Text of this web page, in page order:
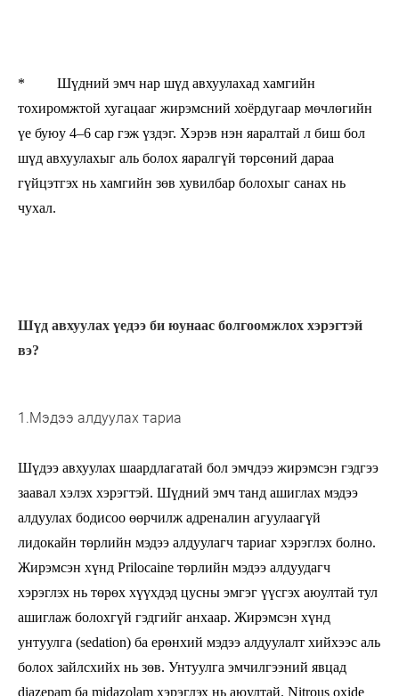
* Шүдний эмч нар шүд авхуулахад хамгийн
тохиромжтой хугацааг жирэмсний хоёрдугаар мөчлөгийн
үе буюу 4–6 сар гэж үздэг. Хэрэв нэн яаралтай л биш бол
шүд авхуулахыг аль болох яаралгүй төрсөний дараа
гүйцэтгэх нь хамгийн зөв хувилбар болохыг санах нь
чухал.
Шүд авхуулах үедээ би юунаас болгоомжлох хэрэгтэй
вэ?
1.Мэдээ алдуулах тариа
Шүдээ авхуулах шаардлагатай бол эмчдээ жирэмсэн гэдгээ
заавал хэлэх хэрэгтэй. Шүдний эмч танд ашиглах мэдээ
алдуулах бодисоо өөрчилж адреналин агуулаагүй
лидокайн төрлийн мэдээ алдуулагч тариаг хэрэглэх болно.
Жирэмсэн хүнд Prilocaine төрлийн мэдээ алдуудагч
хэрэглэх нь төрөх хүүхдэд цусны эмгэг үүсгэх аюултай тул
ашиглаж болохгүй гэдгийг анхаар. Жирэмсэн хүнд
унтуулга (sedation) ба ерөнхий мэдээ алдуулалт хийхээс аль
болох зайлсхийх нь зөв. Унтуулга эмчилгээний явцад
diazepam ба midazolam хэрэглэх нь аюултай. Nitrous oxide